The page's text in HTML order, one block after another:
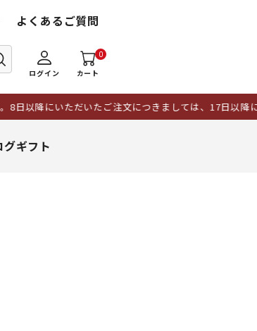
よくあるご質問
ログイン
0
カート
降にいただいたご注文につきましては、17日以降に
ギフト